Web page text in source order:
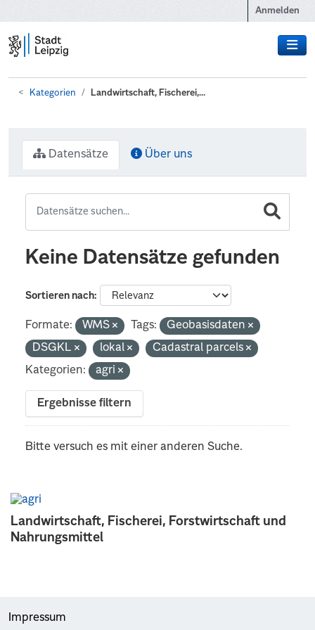
Anmelden
Kategorien Landwirtschaft, Fischerei,...
Landwirtschaft, Fischerei, Forstwirtschaft und
Nahrungsmittel
Datensätze Über uns
Keine Datensätze gefunden
Sortieren nach
Formate: WMS Tags:
Geobasisdaten
DSGKL
lokal
Cadastral parcels
Kategorien:
agri
Ergebnisse filtern
Bitte versuch es mit einer anderen Suche.
Impressum